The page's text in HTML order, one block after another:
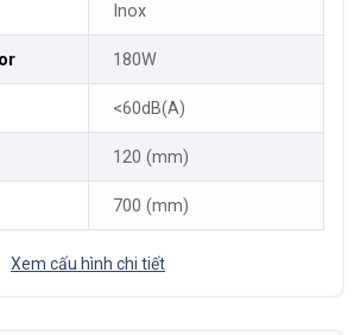
Inox
180W
<60dB(A)
120 (mm)
700 (mm)
Xem cấu hình chi tiết